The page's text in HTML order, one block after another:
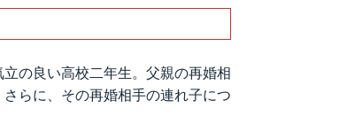
の良い高校二年生。父親の再婚相
らに、その再婚相手の連れ子につ